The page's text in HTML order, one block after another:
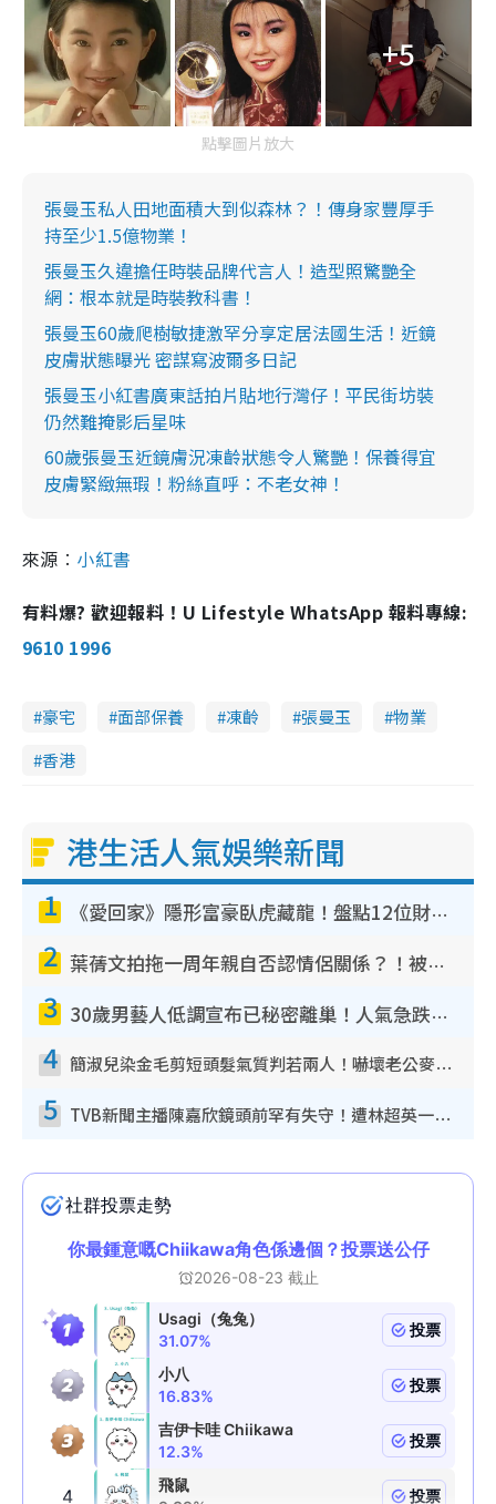
+5
點擊圖片放大
張曼玉私人田地面積大到似森林？！傳身家豐厚手
持至少1.5億物業！
張曼玉久違擔任時裝品牌代言人！造型照驚艷全
網：根本就是時裝教科書！
張曼玉60歲爬樹敏捷激罕分享定居法國生活！近鏡
皮膚狀態曝光 密謀寫波爾多日記
張曼玉小紅書廣東話拍片貼地行灣仔！平民街坊裝
仍然難掩影后星味
60歲張曼玉近鏡膚況凍齡狀態令人驚艷！保養得宜
皮膚緊緻無瑕！粉絲直呼：不老女神！
來源︰ 小紅書
有料爆? 歡迎報料！U Lifestyle WhatsApp 報料專線:
9610 1996
豪宅 面部保養 凍齡 張曼玉
物業
香港
港生活人氣娛樂新聞
1 《愛回家》隱形富豪臥虎藏龍！盤點12位財氣逼人的有錢藝人：呢位靚女3億身家唔憂做
2 葉蒨文拍拖一周年親自否認情侶關係？！被質疑感情造假竟稱GM「普通同事」
3 30歲男藝人低調宣布已秘密離巢！人氣急跌變失蹤人口︰「這幾年過得並不容易」
4 簡淑兒染金毛剪短頭髮氣質判若兩人！嚇壞老公麥大力都認唔出：「你做咩事？」
5 TVB新聞主播陳嘉欣鏡頭前罕有失守！遭林超英一句說話突襲嚇親當場大笑